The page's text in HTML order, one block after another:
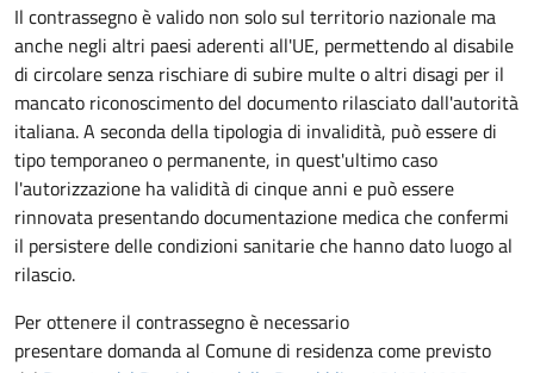
Il contrassegno è valido non solo sul territorio nazionale ma
anche negli altri paesi aderenti all'UE, permettendo al disabile
di circolare senza rischiare di subire multe o altri disagi per il
mancato riconoscimento del documento rilasciato dall'autorità
italiana. A seconda della tipologia di invalidità, può essere di
tipo temporaneo o permanente, in quest'ultimo caso
l'autorizzazione ha validità di cinque anni e può essere
rinnovata presentando documentazione medica che confermi
il persistere delle condizioni sanitarie che hanno dato luogo al
rilascio.
Per ottenere il contrassegno è necessario
presentare domanda al Comune di residenza come previsto